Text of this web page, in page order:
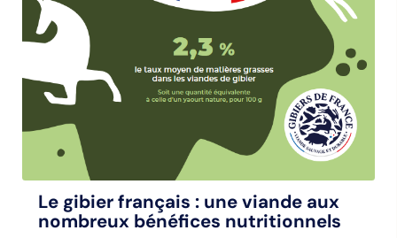
Le gibier français : une viande aux
nombreux bénéfices nutritionnels